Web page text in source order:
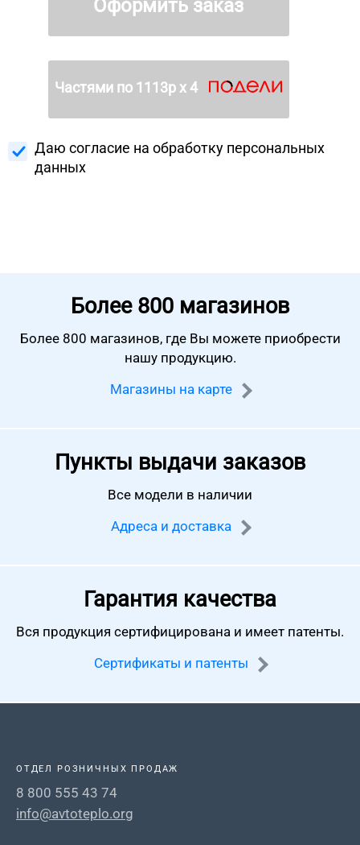
Оформить заказ
Частями по 1113р х 4
Даю согласие на обработку персональных
данных
Более 800 магазинов
Более 800 магазинов, где Вы можете приобрести
нашу продукцию.
Магазины на карте
Пункты выдачи заказов
Все модели в наличии
Адреса и доставка
Гарантия качества
Вся продукция сертифицирована и имеет патенты.
Сертификаты и патенты
ОТДЕЛ РОЗНИЧНЫХ ПРОДАЖ
8 800 555 43 74
info@avtoteplo.org